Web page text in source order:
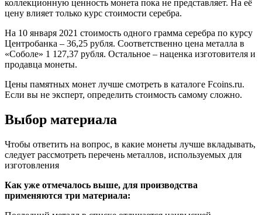
коллекционную ценность монета пока не представляет. На её
цену влияет только курс стоимости серебра.
На 10 января 2021 стоимость одного грамма серебра по курсу
Центробанка – 36,25 рубля. Соответственно цена металла в
«Соболе» 1 127,37 рубля. Остальное – наценка изготовителя и
продавца монеты.
Цены памятных монет лучше смотреть в каталоге Fcoins.ru.
Если вы не эксперт, определить стоимость самому сложно.
Выбор материала
Чтобы ответить на вопрос, в какие монеты лучше вкладывать,
следует рассмотреть перечень металлов, используемых для
изготовления
Как уже отмечалось выше, для производства
применяются три материала: